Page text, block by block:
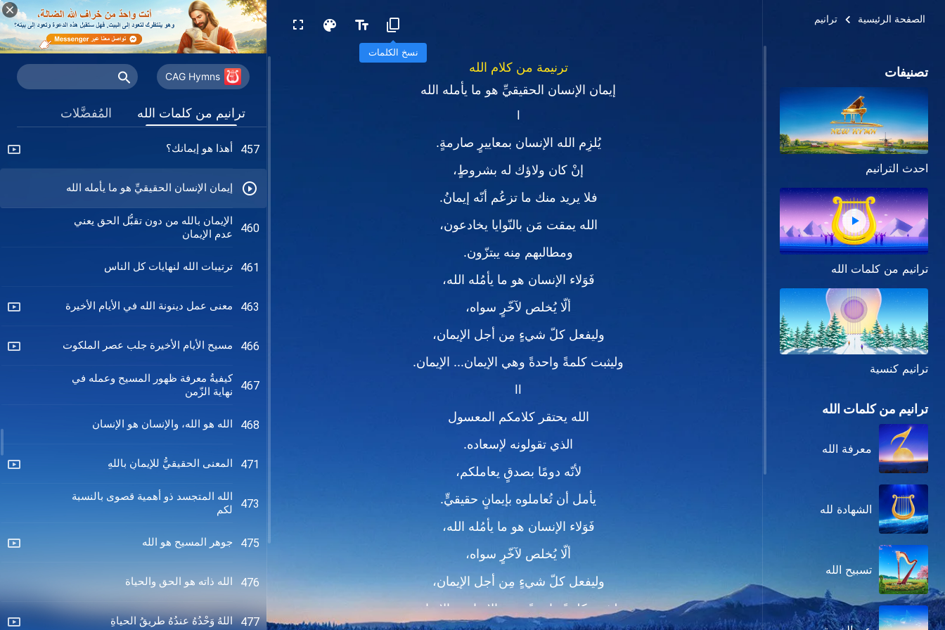
الصفحة الرئيسية ترانيم
نسخ الكلمات
تصنيفات
احدث الترانيم
ترانيم من كلمات الله
ترانيم كنسية
ترانيم من كلمات الله
معرفة الله
الشهادة لله
تسبيح الله
ترنيمة من كلام الله
إيمان الإنسان الحقيقيِّ هو ما يأمله الله
I
يُلزِم الله الإنسان بمعاييرٍ صارمةٍ.
إنْ كان ولاؤك له بشروطٍ،
فلا يريد منك ما تزعُم أنّه إيمانُ.
الله يمقت مَن بالنّوايا يخادعون،
ومطالبهم مِنه يبتزّون.
فَوَلاء الإنسان هو ما يأمُله الله،
ألّا يُخلص لآخّرٍ سواه،
وليفعل كلّ شيءٍ مِن أجل الإيمان،
وليثبت كلمةً واحدةً وهي الإيمان... الإيمان.
II
الله يحتقر كلامكم المعسول
الذي تقولونه لإسعاده.
لأنّه دومًا بصدقٍ يعاملكم،
يأمل أن تُعاملوه بإيمانٍ حقيقيٍّ.
فَوَلاء الإنسان هو ما يأمُله الله،
ألّا يُخلص لآخّرٍ سواه،
وليفعل كلّ شيءٍ مِن أجل الإيمان،
وليثبت كلمةً واحدةً وهي الإيمان... الإيمان.
CAG Hymns
ترانيم من كلمات الله المُفضَّلات
القدس
447
كيف هو إيمانكم تحديدًا؟
452 اطلب طريق التوافق مع المسيح
453 مَن متوافِقٌ مع اللهِ
457 أهذا هو إيمانك؟
إيمان الإنسان الحقيقيِّ هو ما يأمله الله
460
الإيمان بالله من دون تقبُّل الحق يعني
عدم الإيمان
461 ترتيبات الله لنهايات كل الناس
463 معنى عمل دينونة الله في الأيام الأخيرة
466 مسيح الأيام الأخيرة جلب عصر الملكوت
467
كيفيةُ معرفة ظهور المسيح وعمله في
نهاية الزّمن
468 الله هو الله، والإنسان هو الإنسان
471 المعنى الحقيقيُّ للإيمانِ باللهِ
473
الله المتجسد ذو أهمية قصوى بالنسبة
لكم
475 جوهر المسيح هو الله
476 الله ذاته هو الحق والحياة
477 اللهُ وَحْدُهُ عندُهُ طريقُ الحياةِ